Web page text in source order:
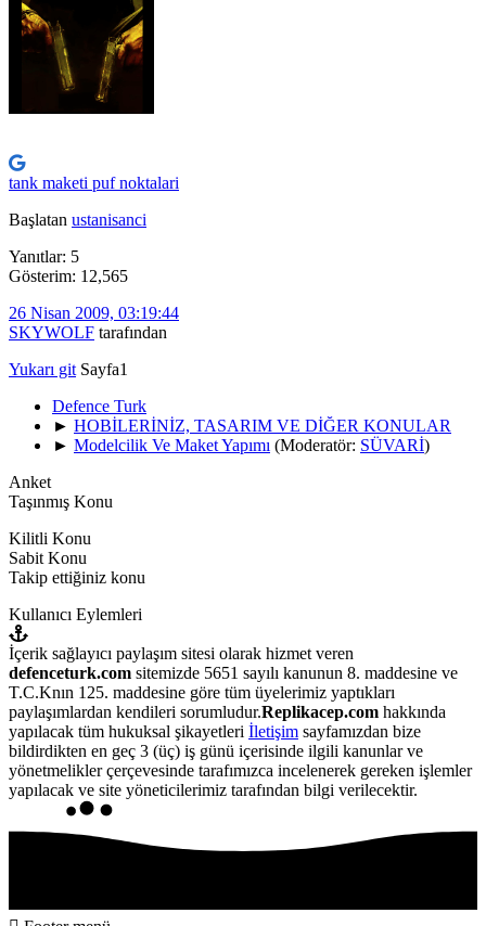
tank maketi puf noktalari
Başlatan ustanisanci
Yanıtlar: 5
Gösterim: 12,565
26 Nisan 2009, 03:19:44
SKYWOLF tarafından
Yukarı git Sayfa1
Defence Turk
► HOBİLERİNİZ, TASARIM VE DİĞER KONULAR
► Modelcilik Ve Maket Yapımı (Moderatör: SÜVARİ)
Anket
Taşınmış Konu
Kilitli Konu
Sabit Konu
Takip ettiğiniz konu
Kullanıcı Eylemleri
İçerik sağlayıcı paylaşım sitesi olarak hizmet veren
defenceturk.com sitemizde 5651 sayılı kanunun 8. maddesine ve
T.C.Knın 125. maddesine göre tüm üyelerimiz yaptıkları
paylaşımlardan kendileri sorumludur.Replikacep.com hakkında
yapılacak tüm hukuksal şikayetleri İletişim sayfamızdan bize
bildirdikten en geç 3 (üç) iş günü içerisinde ilgili kanunlar ve
yönetmelikler çerçevesinde tarafımızca incelenerek gereken işlemler
yapılacak ve site yöneticilerimiz tarafından bilgi verilecektir.